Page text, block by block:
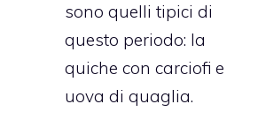
sono quelli tipici di
questo periodo: la
quiche con carciofi e
uova di quaglia.